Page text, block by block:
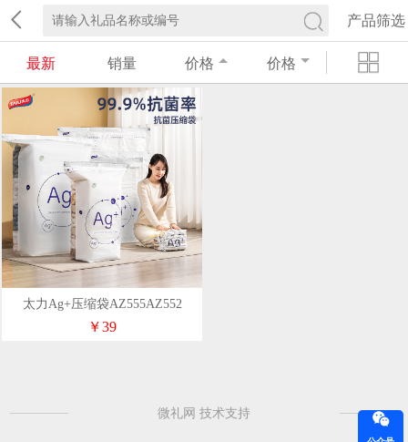
产品筛选
最新 销量 价格 价格
太力Ag+压缩袋AZ555AZ552
￥39
微礼网 技术支持